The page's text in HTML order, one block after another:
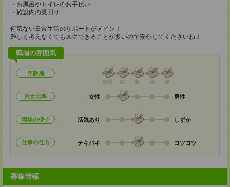
・お風呂やトイレのお手伝い
・施設内の見回り
何気ない日常生活のサポートがメイン！
難しく考えなくてもスグできることが多いので安心してくださいね！
職場の雰囲気
年齢層
20代 30 40 50 60
男女比率 女性 男性
職場の様子 活気あり しずか
仕事の仕方 テキパキ コツコツ
募集情報